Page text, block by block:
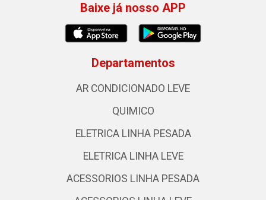
Baixe já nosso APP
Departamentos
AR CONDICIONADO LEVE
QUIMICO
ELETRICA LINHA PESADA
ELETRICA LINHA LEVE
ACESSORIOS LINHA PESADA